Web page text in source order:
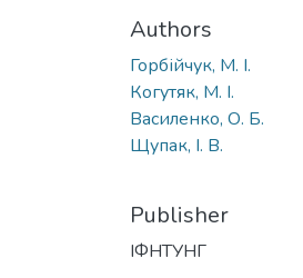
Authors
Горбійчук, М. І.
Когутяк, М. І.
Василенко, О. Б.
Щупак, І. В.
Publisher
ІФНТУНГ